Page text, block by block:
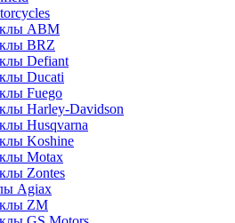
ABM
BRZ
Defiant
Ducati
Fuego
Harley-Davidson
Husqvarna
Koshine
Motax
Zontes
Agiax
ZM